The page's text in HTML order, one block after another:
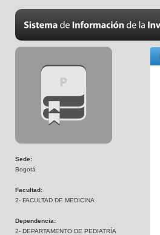
Sede:
Bogotá
Facultad:
2- FACULTAD DE MEDICINA
Dependencia:
2- DEPARTAMENTO DE PEDIATRÍA